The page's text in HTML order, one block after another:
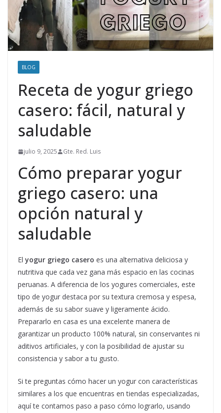
BLOG
Receta de yogur griego
casero: fácil, natural y
saludable
julio 9, 2025 Gte. Red. Luis
Cómo preparar yogur
griego casero: una
opción natural y
saludable
Elyogur griego casero es una alternativa deliciosa y
nutritiva que cada vez gana más espacio en las cocinas
peruanas. A diferencia de los yogures comerciales, este
tipo de yogur destaca por su textura cremosa y espesa,
además de su sabor suave y ligeramente ácido.
Prepararlo en casa es una excelente manera de
garantizar un producto 100% natural, sin conservantes ni
aditivos artificiales, y con la posibilidad de ajustar su
consistencia y sabor a tu gusto.
Si te preguntas cómo hacer un yogur con características
similares a los que encuentras en tiendas especializadas,
aquí te contamos paso a paso cómo lograrlo, usando